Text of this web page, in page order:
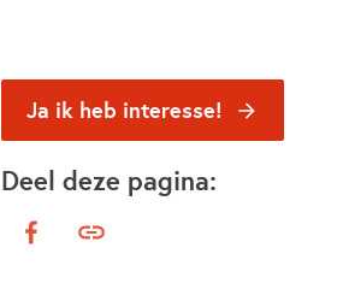
Ja ik heb interesse!
Deel deze pagina: